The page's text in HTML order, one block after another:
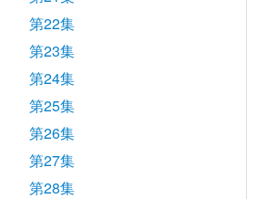
第22集
第23集
第24集
第25集
第26集
第27集
第28集